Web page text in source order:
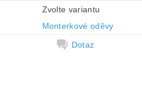
Zvolte variantu
Monterkové oděvy
Dotaz